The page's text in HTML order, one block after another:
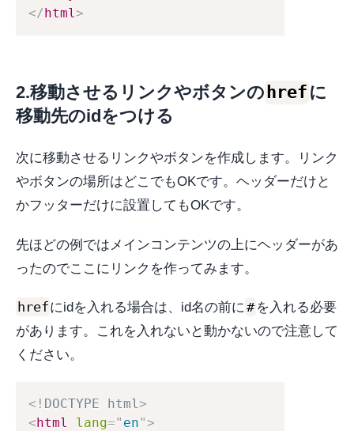
</ html>
2.移動させるリンクやボタンの href に
移動先のidをつける
次に移動させるリンクやボタンを作成します。リンク
やボタンの場所はどこでもOKです。ヘッダーだけと
かフッターだけに設置してもOKです。
先ほどの例ではメインコンテンツの上にヘッダーがあ
ったのでここにリンクを作ってみます。
hrefにidを入れる場合は、id名の前に# を入れる必要
があります。これを入れないと動かないので注意して
ください。
<! DOCTYPE html>
<html lang=" en">